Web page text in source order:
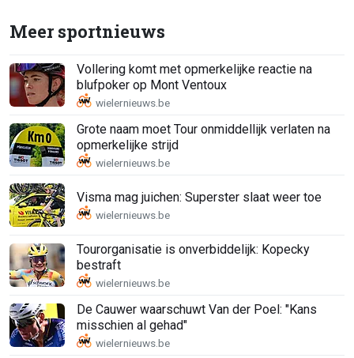
Meer sportnieuws
Vollering komt met opmerkelijke reactie na
blufpoker op Mont Ventoux
Grote naam moet Tour onmiddellijk verlaten na
opmerkelijke strijd
Visma mag juichen: Superster slaat weer toe
Tourorganisatie is onverbiddelijk: Kopecky
bestraft
De Cauwer waarschuwt Van der Poel: "Kans
misschien al gehad"